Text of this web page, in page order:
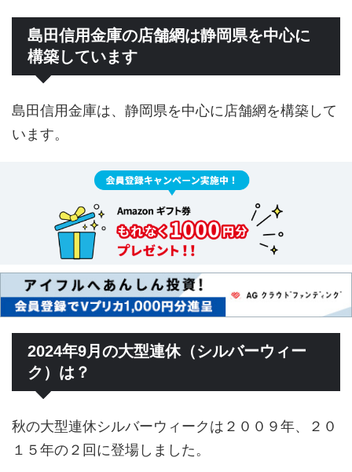
島田信用金庫の店舗網は静岡県を中心に
構築しています
島田信用金庫は、静岡県を中心に店舗網を構築して
います。
2024年9月の大型連休（シルバーウィー
ク）は？
秋の大型連休シルバーウィークは２００９年、２０
１５年の２回に登場しました。